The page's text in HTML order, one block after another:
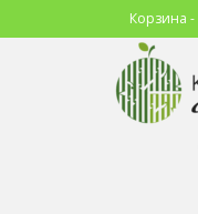
Корзина -